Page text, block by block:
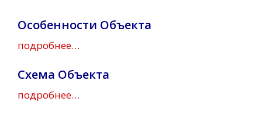
Особенности Объекта
подробнее…
Схема Объекта
подробнее…